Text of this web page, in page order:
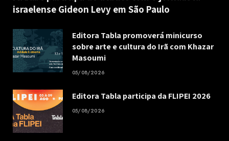
israelense Gideon Levy em São Paulo
Editora Tabla promoverá minicurso
sobre arte e cultura do Irã com Khazar
Masoumi
05/08/2026
Editora Tabla participa da FLIPEI 2026
05/08/2026